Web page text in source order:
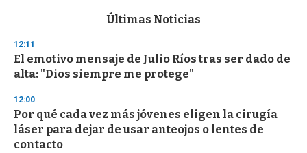
d
s
o
f
3
s
e
c
o
Últimas Noticias
12:11
El emotivo mensaje de Julio Ríos tras ser dado de
alta: "Dios siempre me protege"
12:00
Por qué cada vez más jóvenes eligen la cirugía
láser para dejar de usar anteojos o lentes de
contacto